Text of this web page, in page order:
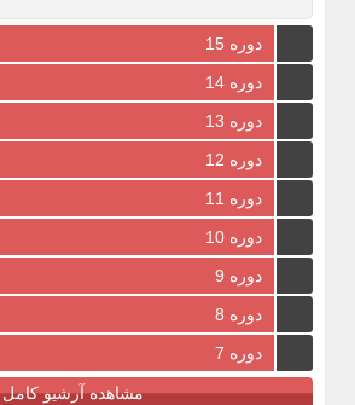
دوره 15
دوره 14
دوره 13
دوره 12
دوره 11
دوره 10
دوره 9
دوره 8
دوره 7
مشاهده آرشیو کامل